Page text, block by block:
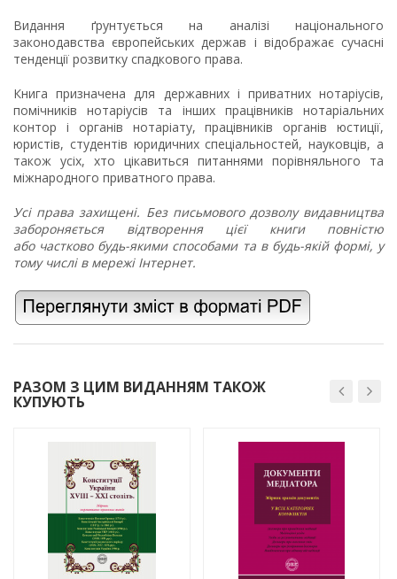
Видання ґрунтується на аналізі національного
законодавства європейських держав і відображає сучасні
тенденції розвитку спадкового права.
Книга призначена для державних і приватних нотаріусів,
помічників нотаріусів та інших працівників нотаріальних
контор і органів нотаріату, працівників органів юстиції,
юристів, студентів юридичних спеціальностей, науковців, а
також усіх, хто цікавиться питаннями порівняльного та
міжнародного приватного права.
Усі права захищені. Без письмового дозволу видавництва
забороняється відтворення цієї книги повністю
або частково будь-якими способами та в будь-якій формі, у
тому числі в мережі Інтернет.
РАЗОМ З ЦИМ ВИДАННЯМ ТАКОЖ
КУПУЮТЬ